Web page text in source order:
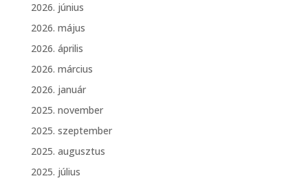
2026. június
2026. május
2026. április
2026. március
2026. január
2025. november
2025. szeptember
2025. augusztus
2025. július